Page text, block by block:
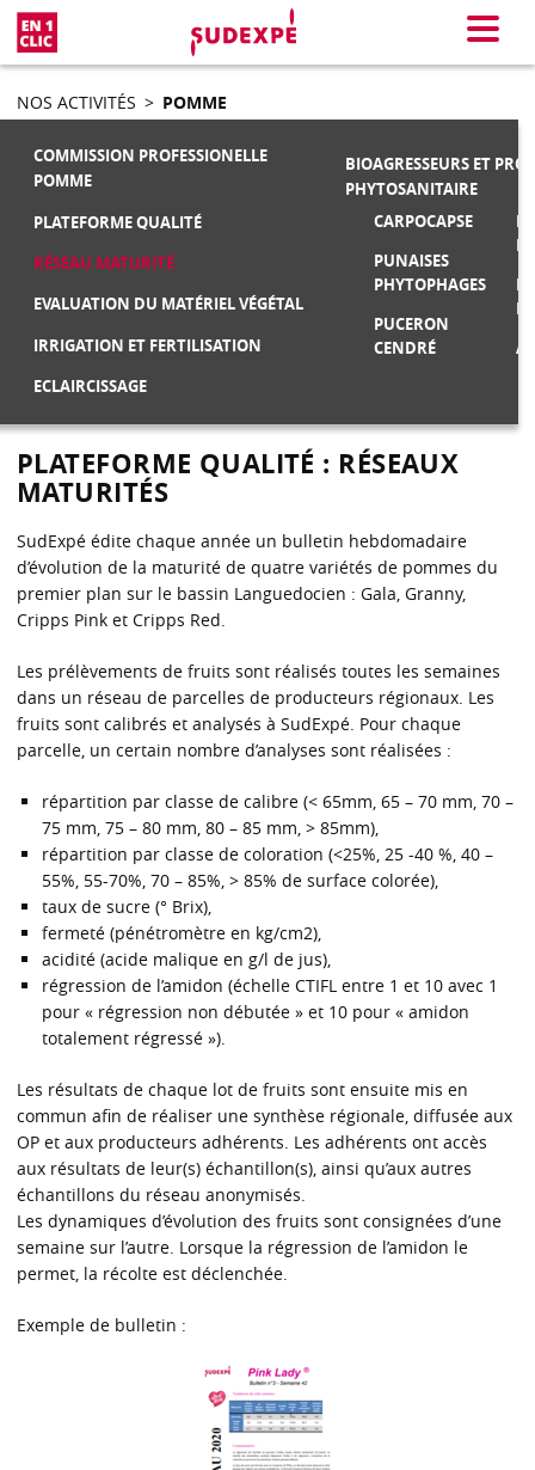
Menu
NOS ACTIVITÉS > POMME
COMMISSION PROFESSIONELLE
POMME
PLATEFORME QUALITÉ
RÉSEAU MATURITÉ
EVALUATION DU MATÉRIEL VÉGÉTAL
IRRIGATION ET FERTILISATION
ECLAIRCISSAGE
BIOAGRESSEURS ET
PHYTOSANITAIRE
CARPOCAPSE
PUNAISES
PHYTOPHAGES
PUCERON
CENDRÉ
PLATEFORME QUALITÉ : RÉSEAUX
MATURITÉS
SudExpé édite chaque année un bulletin hebdomadaire
d’évolution de la maturité de quatre variétés de pommes du
premier plan sur le bassin Languedocien : Gala, Granny,
Cripps Pink et Cripps Red.
Les prélèvements de fruits sont réalisés toutes les semaines
dans un réseau de parcelles de producteurs régionaux. Les
fruits sont calibrés et analysés à SudExpé. Pour chaque
parcelle, un certain nombre d’analyses sont réalisées :
répartition par classe de calibre (< 65mm, 65 – 70 mm, 70 –
75 mm, 75 – 80 mm, 80 – 85 mm, > 85mm),
répartition par classe de coloration (<25%, 25 -40 %, 40 –
55%, 55-70%, 70 – 85%, > 85% de surface colorée),
taux de sucre (° Brix),
fermeté (pénétromètre en kg/cm2),
acidité (acide malique en g/l de jus),
régression de l’amidon (échelle CTIFL entre 1 et 10 avec 1
pour « régression non débutée » et 10 pour « amidon
totalement régressé »).
Les résultats de chaque lot de fruits sont ensuite mis en
commun afin de réaliser une synthèse régionale, diffusée aux
OP et aux producteurs adhérents. Les adhérents ont accès
aux résultats de leur(s) échantillon(s), ainsi qu’aux autres
échantillons du réseau anonymisés.
Les dynamiques d’évolution des fruits sont consignées d’une
semaine sur l’autre. Lorsque la régression de l’amidon le
permet, la récolte est déclenchée.
Exemple de bulletin :